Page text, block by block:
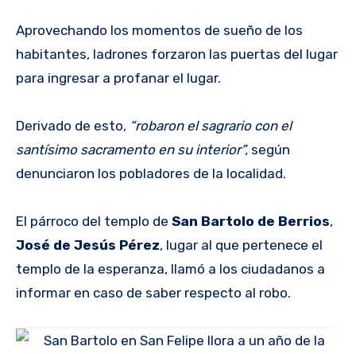
Aprovechando los momentos de sueño de los
habitantes, ladrones forzaron las puertas del lugar
para ingresar a profanar el lugar.
Derivado de esto, “robaron el sagrario con el
santísimo sacramento en su interior”, según
denunciaron los pobladores de la localidad.
El párroco del templo de San Bartolo de Berrios,
José de Jesús Pérez, lugar al que pertenece el
templo de la esperanza, llamó a los ciudadanos a
informar en caso de saber respecto al robo.